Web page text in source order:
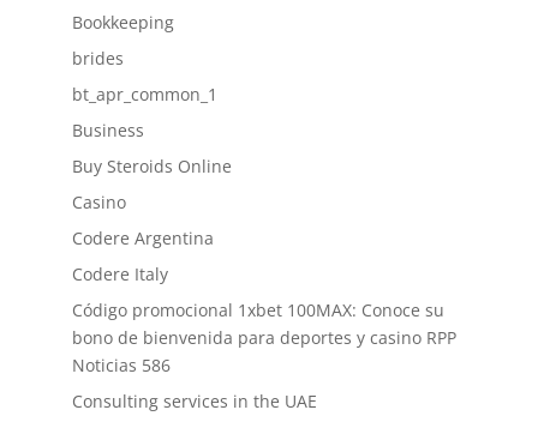
Bookkeeping
brides
bt_apr_common_1
Business
Buy Steroids Online
Casino
Codere Argentina
Codere Italy
Código promocional 1xbet 100MAX: Conoce su
bono de bienvenida para deportes y casino RPP
Noticias 586
Consulting services in the UAE